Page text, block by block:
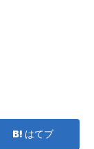
はてブ